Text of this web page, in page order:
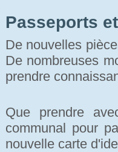
Passeports
De nouvelles
De nombreuses
prendre
Que prendre
communal pour
nouvelle carte